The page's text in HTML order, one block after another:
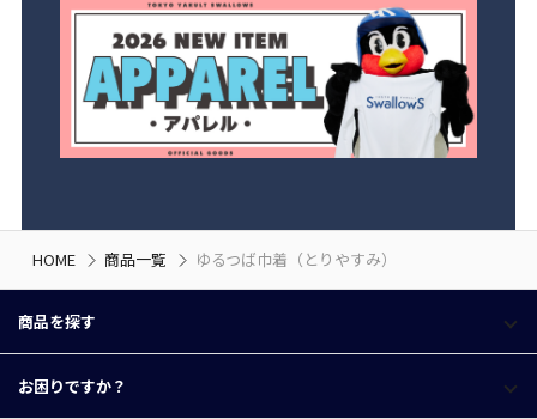
HOME 商品一覧 ゆるつば巾着（とりやすみ）
商品を探す
お困りですか？